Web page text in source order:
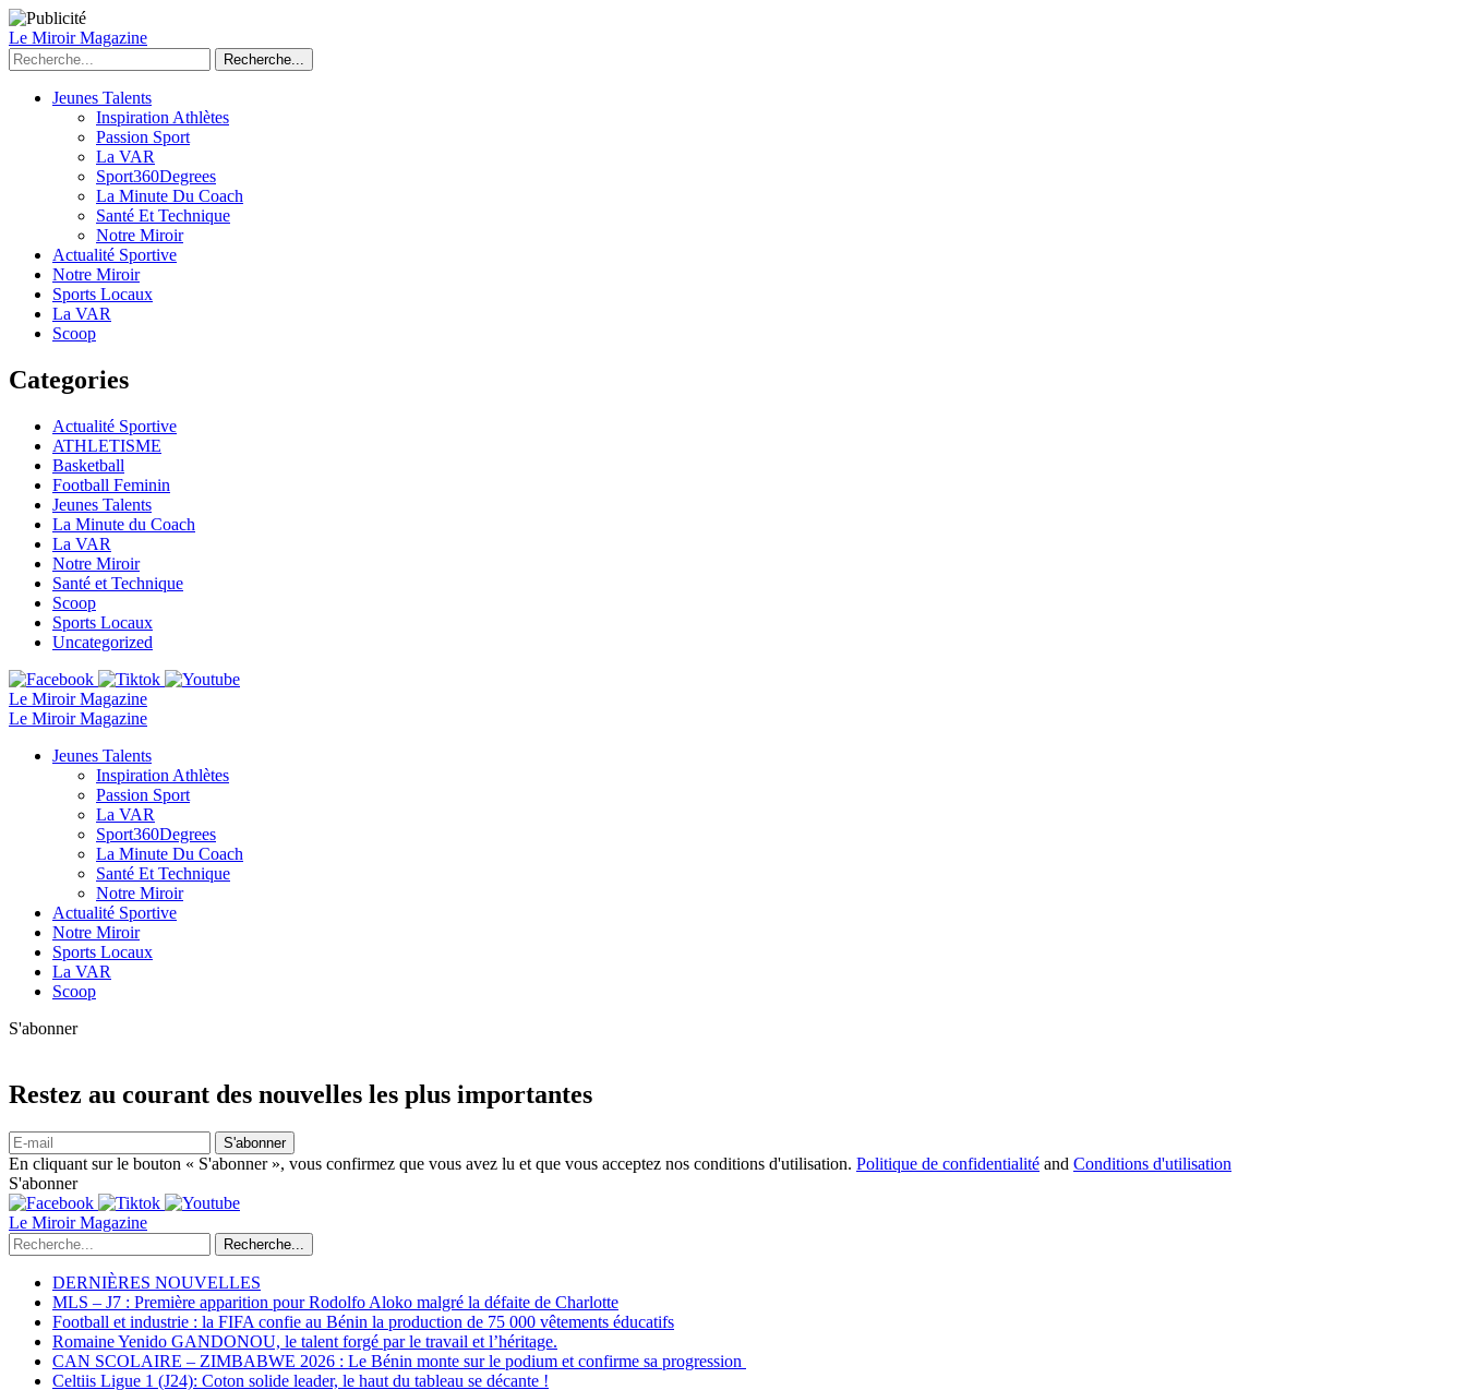
Le Miroir Magazine
Recherche...
Jeunes Talents
Inspiration Athlètes
Passion Sport
La VAR
Sport360Degrees
La Minute Du Coach
Santé Et Technique
Notre Miroir
Actualité Sportive
Notre Miroir
Sports Locaux
La VAR
Scoop
Categories
Actualité Sportive
ATHLETISME
Basketball
Football Feminin
Jeunes Talents
La Minute du Coach
La VAR
Notre Miroir
Santé et Technique
Scoop
Sports Locaux
Uncategorized
Le Miroir Magazine
Le Miroir Magazine
Jeunes Talents
Inspiration Athlètes
Passion Sport
La VAR
Sport360Degrees
La Minute Du Coach
Santé Et Technique
Notre Miroir
Actualité Sportive
Notre Miroir
Sports Locaux
La VAR
Scoop
S'abonner
Restez au courant des nouvelles les plus importantes
S'abonner
En cliquant sur le bouton « S'abonner », vous confirmez que vous avez lu et que vous acceptez nos conditions d'utilisation. Politique de confidentialité and Conditions d'utilisation
S'abonner
Le Miroir Magazine
Recherche...
DERNIÈRES NOUVELLES
MLS – J7 : Première apparition pour Rodolfo Aloko malgré la défaite de Charlotte
Football et industrie : la FIFA confie au Bénin la production de 75 000 vêtements éducatifs
Romaine Yenido GANDONOU, le talent forgé par le travail et l’héritage.
CAN SCOLAIRE – ZIMBABWE 2026 : Le Bénin monte sur le podium et confirme sa progression
Celtiis Ligue 1 (J24): Coton solide leader, le haut du tableau se décante !